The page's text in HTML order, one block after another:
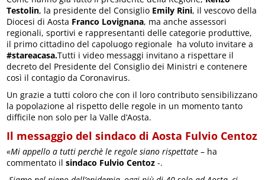
Testolin, la presidente del Consiglio Emily Rini, il vescovo della
Diocesi di Aosta Franco Lovignana, ma anche assessori
regionali, sportivi e rappresentanti delle categorie produttive,
il primo cittadino del capoluogo regionale ha voluto invitare a
#stareacasa.Tutti i video messaggi invitano a rispettare il
decreto del Presidente del Consiglio dei Ministri e contenere
così il contagio da Coronavirus.
Un grazie a tutti coloro che con il loro contributo sensibilizzano
la popolazione al rispetto delle regole in un momento tanto
difficile non solo per la Valle d’Aosta.
Il messaggio del sindaco di Aosta Fulvio Centoz
«Mi appello a tutti perchè le regole siano rispettate – ha
commentato ilsindaco Fulvio Centoz -.